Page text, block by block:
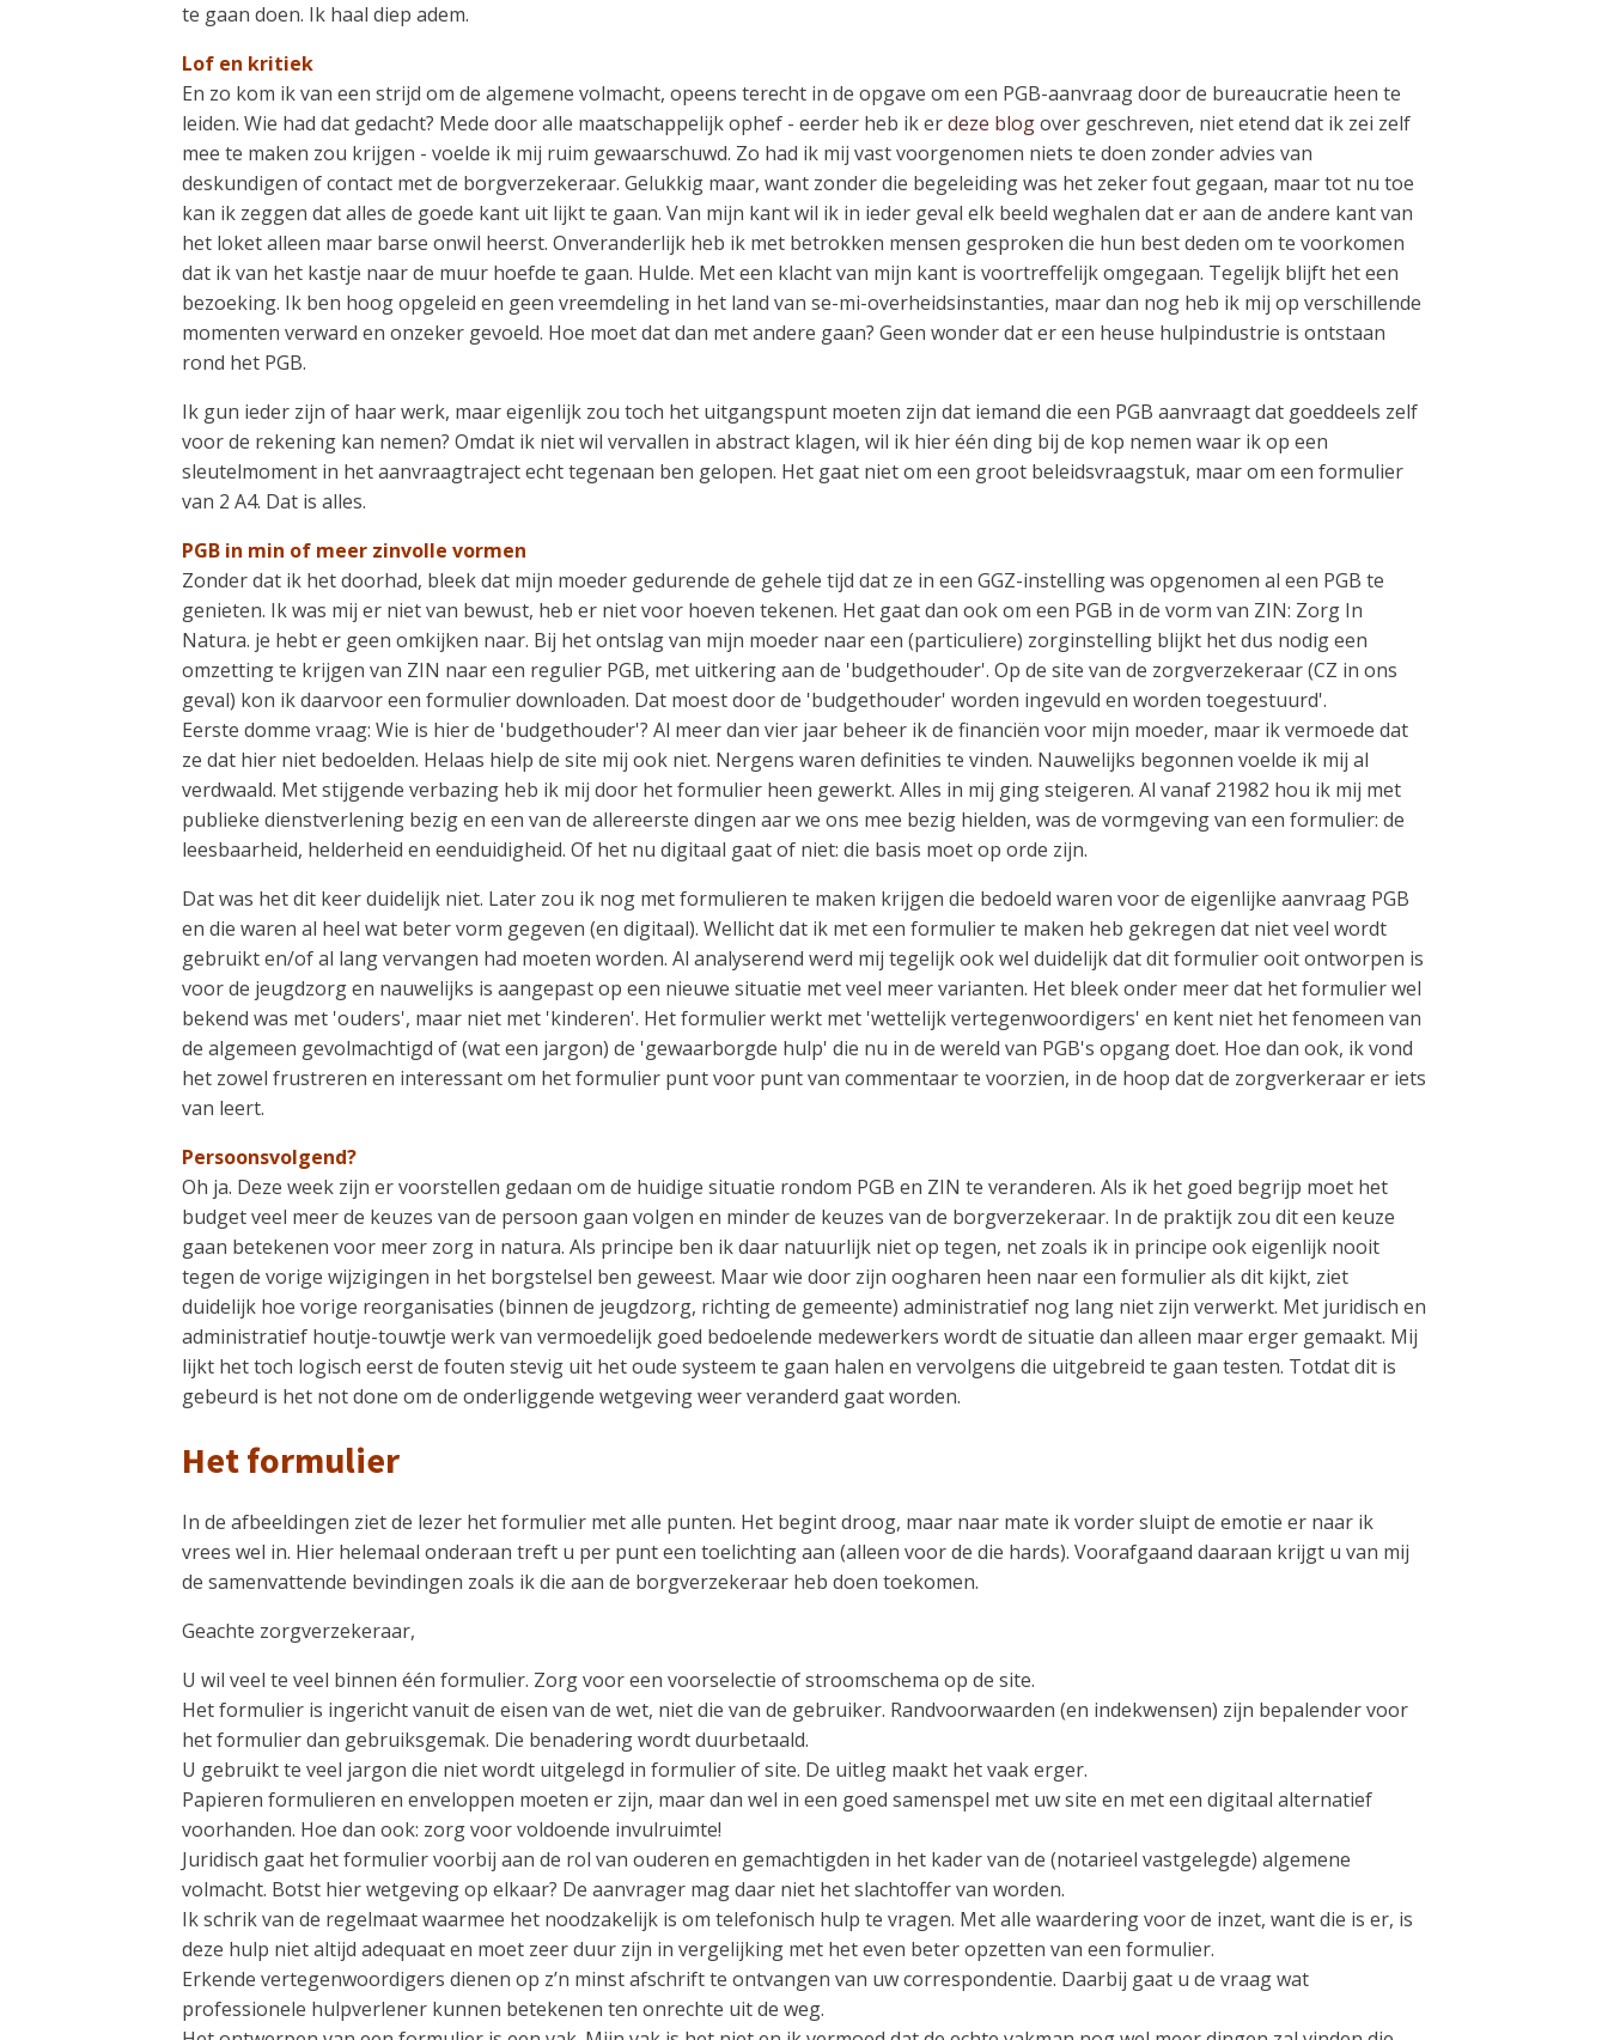
te gaan doen. Ik haal diep adem.
Lof en kritiek
En zo kom ik van een strijd om de algemene volmacht, opeens terecht in de opgave om een PGB-aanvraag door de bureaucratie heen te
leiden. Wie had dat gedacht? Mede door alle maatschappelijk ophef - eerder heb ik erdeze blogover geschreven, niet etend dat ik zei zelf
mee te maken zou krijgen - voelde ik mij ruim gewaarschuwd. Zo had ik mij vast voorgenomen niets te doen zonder advies van
deskundigen of contact met de borgverzekeraar. Gelukkig maar, want zonder die begeleiding was het zeker fout gegaan, maar tot nu toe
kan ik zeggen dat alles de goede kant uit lijkt te gaan. Van mijn kant wil ik in ieder geval elk beeld weghalen dat er aan de andere kant van
het loket alleen maar barse onwil heerst. Onveranderlijk heb ik met betrokken mensen gesproken die hun best deden om te voorkomen
dat ik van het kastje naar de muur hoefde te gaan. Hulde. Met een klacht van mijn kant is voortreffelijk omgegaan. Tegelijk blijft het een
bezoeking. Ik ben hoog opgeleid en geen vreemdeling in het land van se-mi-overheidsinstanties, maar dan nog heb ik mij op verschillende
momenten verward en onzeker gevoeld. Hoe moet dat dan met andere gaan? Geen wonder dat er een heuse hulpindustrie is ontstaan
rond het PGB.
Ik gun ieder zijn of haar werk, maar eigenlijk zou toch het uitgangspunt moeten zijn dat iemand die een PGB aanvraagt dat goeddeels zelf
voor de rekening kan nemen? Omdat ik niet wil vervallen in abstract klagen, wil ik hier één ding bij de kop nemen waar ik op een
sleutelmoment in het aanvraagtraject echt tegenaan ben gelopen. Het gaat niet om een groot beleidsvraagstuk, maar om een formulier
van 2 A4. Dat is alles.
PGB in min of meer zinvolle vormen
Zonder dat ik het doorhad, bleek dat mijn moeder gedurende de gehele tijd dat ze in een GGZ-instelling was opgenomen al een PGB te
genieten. Ik was mij er niet van bewust, heb er niet voor hoeven tekenen. Het gaat dan ook om een PGB in de vorm van ZIN: Zorg In
Natura. je hebt er geen omkijken naar. Bij het ontslag van mijn moeder naar een (particuliere) zorginstelling blijkt het dus nodig een
omzetting te krijgen van ZIN naar een regulier PGB, met uitkering aan de 'budgethouder'. Op de site van de zorgverzekeraar (CZ in ons
geval) kon ik daarvoor een formulier downloaden. Dat moest door de 'budgethouder' worden ingevuld en worden toegestuurd'.
Eerste domme vraag: Wie is hier de 'budgethouder'? Al meer dan vier jaar beheer ik de financiën voor mijn moeder, maar ik vermoede dat
ze dat hier niet bedoelden. Helaas hielp de site mij ook niet. Nergens waren definities te vinden. Nauwelijks begonnen voelde ik mij al
verdwaald. Met stijgende verbazing heb ik mij door het formulier heen gewerkt. Alles in mij ging steigeren. Al vanaf 21982 hou ik mij met
publieke dienstverlening bezig en een van de allereerste dingen aar we ons mee bezig hielden, was de vormgeving van een formulier: de
leesbaarheid, helderheid en eenduidigheid. Of het nu digitaal gaat of niet: die basis moet op orde zijn.
Dat was het dit keer duidelijk niet. Later zou ik nog met formulieren te maken krijgen die bedoeld waren voor de eigenlijke aanvraag PGB
en die waren al heel wat beter vorm gegeven (en digitaal). Wellicht dat ik met een formulier te maken heb gekregen dat niet veel wordt
gebruikt en/of al lang vervangen had moeten worden. Al analyserend werd mij tegelijk ook wel duidelijk dat dit formulier ooit ontworpen is
voor de jeugdzorg en nauwelijks is aangepast op een nieuwe situatie met veel meer varianten. Het bleek onder meer dat het formulier wel
bekend was met 'ouders', maar niet met 'kinderen'. Het formulier werkt met 'wettelijk vertegenwoordigers' en kent niet het fenomeen van
de algemeen gevolmachtigd of (wat een jargon) de 'gewaarborgde hulp' die nu in de wereld van PGB's opgang doet. Hoe dan ook, ik vond
het zowel frustreren en interessant om het formulier punt voor punt van commentaar te voorzien, in de hoop dat de zorgverkeraar er iets
van leert.
Persoonsvolgend?
Oh ja. Deze week zijn er voorstellen gedaan om de huidige situatie rondom PGB en ZIN te veranderen. Als ik het goed begrijp moet het
budget veel meer de keuzes van de persoon gaan volgen en minder de keuzes van de borgverzekeraar. In de praktijk zou dit een keuze
gaan betekenen voor meer zorg in natura. Als principe ben ik daar natuurlijk niet op tegen, net zoals ik in principe ook eigenlijk nooit
tegen de vorige wijzigingen in het borgstelsel ben geweest. Maar wie door zijn oogharen heen naar een formulier als dit kijkt, ziet
duidelijk hoe vorige reorganisaties (binnen de jeugdzorg, richting de gemeente) administratief nog lang niet zijn verwerkt. Met juridisch en
administratief houtje-touwtje werk van vermoedelijk goed bedoelende medewerkers wordt de situatie dan alleen maar erger gemaakt. Mij
lijkt het toch logisch eerst de fouten stevig uit het oude systeem te gaan halen en vervolgens die uitgebreid te gaan testen. Totdat dit is
gebeurd is het not done om de onderliggende wetgeving weer veranderd gaat worden.
Het formulier
In de afbeeldingen ziet de lezer het formulier met alle punten. Het begint droog, maar naar mate ik vorder sluipt de emotie er naar ik
vrees wel in. Hier helemaal onderaan treft u per punt een toelichting aan (alleen voor de die hards). Voorafgaand daaraan krijgt u van mij
de samenvattende bevindingen zoals ik die aan de borgverzekeraar heb doen toekomen.
Geachte zorgverzekeraar,
U wil veel te veel binnen één formulier. Zorg voor een voorselectie of stroomschema op de site.
Het formulier is ingericht vanuit de eisen van de wet, niet die van de gebruiker. Randvoorwaarden (en indekwensen) zijn bepalender voor
het formulier dan gebruiksgemak. Die benadering wordt duurbetaald.
U gebruikt te veel jargon die niet wordt uitgelegd in formulier of site. De uitleg maakt het vaak erger.
Papieren formulieren en enveloppen moeten er zijn, maar dan wel in een goed samenspel met uw site en met een digitaal alternatief
voorhanden. Hoe dan ook: zorg voor voldoende invulruimte!
Juridisch gaat het formulier voorbij aan de rol van ouderen en gemachtigden in het kader van de (notarieel vastgelegde) algemene
volmacht. Botst hier wetgeving op elkaar? De aanvrager mag daar niet het slachtoffer van worden.
Ik schrik van de regelmaat waarmee het noodzakelijk is om telefonisch hulp te vragen. Met alle waardering voor de inzet, want die is er, is
deze hulp niet altijd adequaat en moet zeer duur zijn in vergelijking met het even beter opzetten van een formulier.
Erkende vertegenwoordigers dienen op z’n minst afschrift te ontvangen van uw correspondentie. Daarbij gaat u de vraag wat
professionele hulpverlener kunnen betekenen ten onrechte uit de weg.